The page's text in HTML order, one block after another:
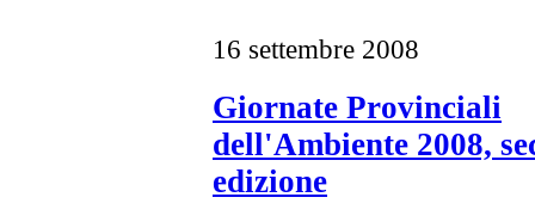
16 settembre 2008
Giornate Provinciali
dell'Ambiente 2008,
edizione